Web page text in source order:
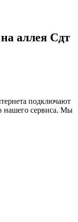
аллея Сдт
подключают
нашего сервиса. Мы